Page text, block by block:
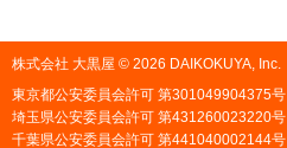
株式会社 大黒屋 © 2026 DAIKOKUYA, Inc.
東京都公安委員会許可 第301049904375号
埼玉県公安委員会許可 第431260023220号
千葉県公安委員会許可 第441040002144号